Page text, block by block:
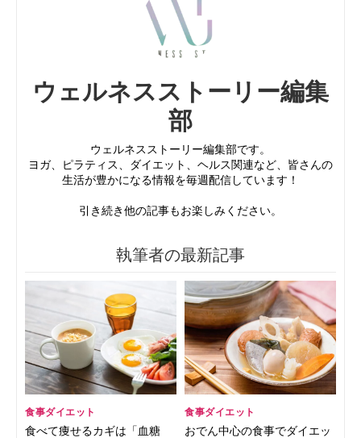
ウェルネスストーリー編集
部
ウェルネスストーリー編集部です。
ヨガ、ピラティス、ダイエット、ヘルス関連など、皆さんの
生活が豊かになる情報を毎週配信しています！
引き続き他の記事もお楽しみください。
執筆者の最新記事
食事ダイエット
食べて痩せるカギは「血糖
食事ダイエット
おでん中心の食事でダイエッ